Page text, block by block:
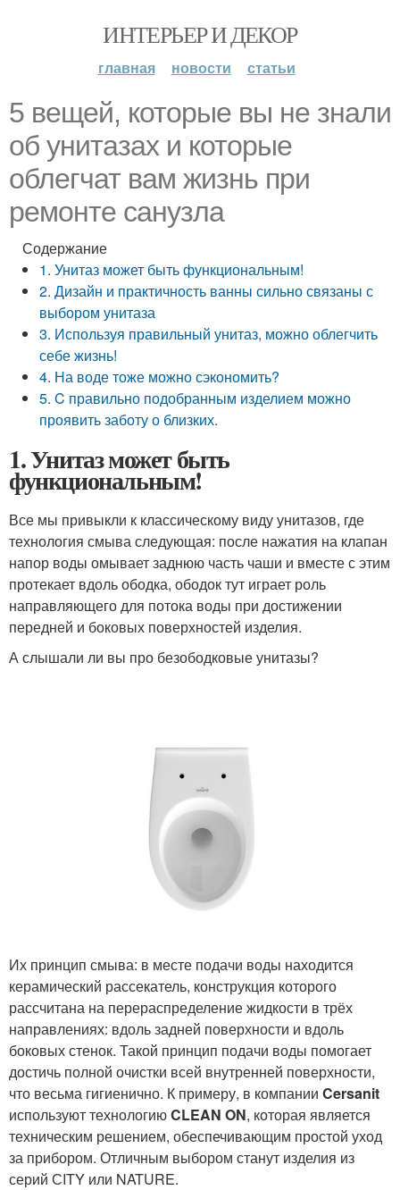
ИНТЕРЬЕР И ДЕКОР
главная новости статьи
5 вещей, которые вы не знали
об унитазах и которые
облегчат вам жизнь при
ремонте санузла
Содержание
1. Унитаз может быть функциональным!
2. Дизайн и практичность ванны сильно связаны с
выбором унитаза
3. Используя правильный унитаз, можно облегчить
себе жизнь!
4. На воде тоже можно сэкономить?
5. C правильно подобранным изделием можно
проявить заботу о близких.
1. Унитаз может быть
функциональным!
Все мы привыкли к классическому виду унитазов, где
технология смыва следующая: после нажатия на клапан
напор воды омывает заднюю часть чаши и вместе с этим
протекает вдоль ободка, ободок тут играет роль
направляющего для потока воды при достижении
передней и боковых поверхностей изделия.
А слышали ли вы про безободковые унитазы?
Их принцип смыва: в месте подачи воды находится
керамический рассекатель, конструкция которого
рассчитана на перераспределение жидкости в трёх
направлениях: вдоль задней поверхности и вдоль
боковых стенок. Такой принцип подачи воды помогает
достичь полной очистки всей внутренней поверхности,
что весьма гигиенично. К примеру, в компании Cersanit
используют технологиюCLEAN ON, которая является
техническим решением, обеспечивающим простой уход
за прибором. Отличным выбором станут изделия из
серий СITY или NATURE.